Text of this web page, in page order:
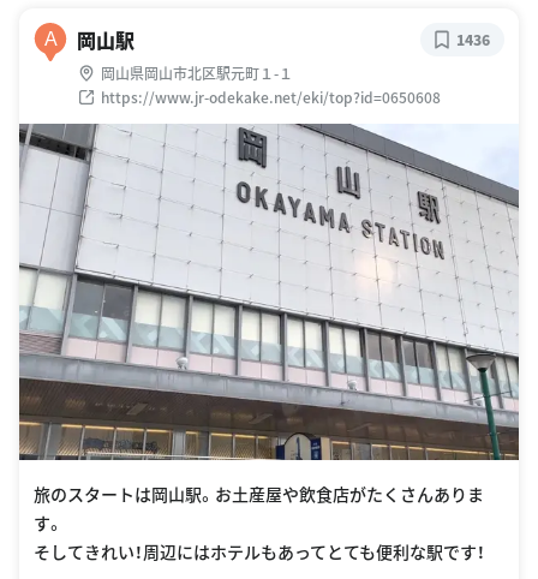
A 岡山駅
岡山県岡山市北区駅元町１-１
https://www.jr-odekake.net/eki/top?id=0650608
1436
旅のスタートは岡山駅。お土産屋や飲食店がたくさんありま
す。
そしてきれい！周辺にはホテルもあってとても便利な駅です！